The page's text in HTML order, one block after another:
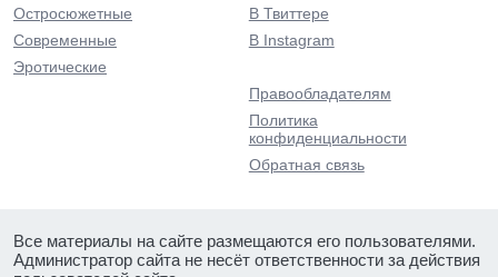
Остросюжетные
Современные
Эротические
В Твиттере
В Instagram
Правообладателям
Политика
конфиденциальности
Обратная связь
Все материалы на сайте размещаются его пользователями.
Администратор сайта не несёт ответственности за действия